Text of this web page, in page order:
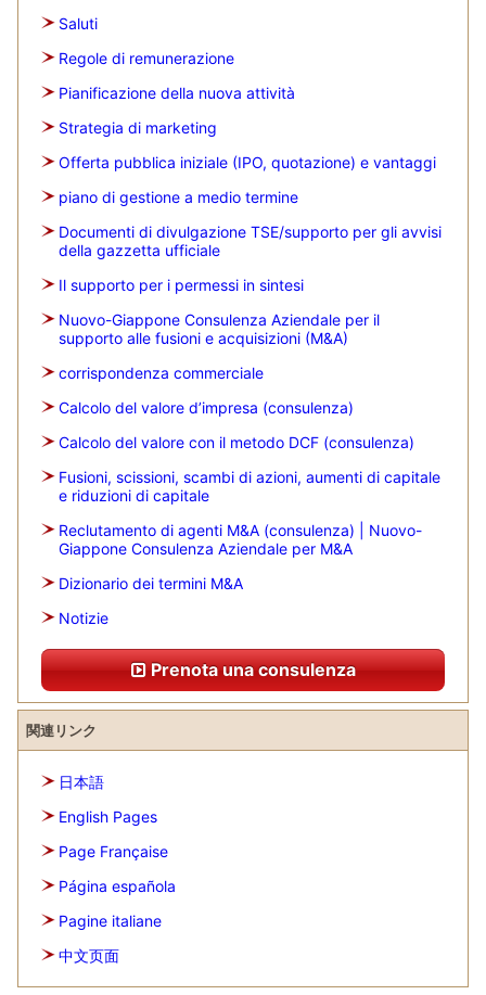
Saluti
Regole di remunerazione
Pianificazione della nuova attività
Strategia di marketing
Offerta pubblica iniziale (IPO, quotazione) e vantaggi
piano di gestione a medio termine
Documenti di divulgazione TSE/supporto per gli avvisi
della gazzetta ufficiale
Il supporto per i permessi in sintesi
Nuovo-Giappone Consulenza Aziendale per il
supporto alle fusioni e acquisizioni (M&A)
corrispondenza commerciale
Calcolo del valore d’impresa (consulenza)
Calcolo del valore con il metodo DCF (consulenza)
Fusioni, scissioni, scambi di azioni, aumenti di capitale
e riduzioni di capitale
Reclutamento di agenti M&A (consulenza) | Nuovo-
Giappone Consulenza Aziendale per M&A
Dizionario dei termini M&A
Notizie
Prenota una consulenza
関連リンク
日本語
English Pages
Page Française
Página española
Pagine italiane
中文页面